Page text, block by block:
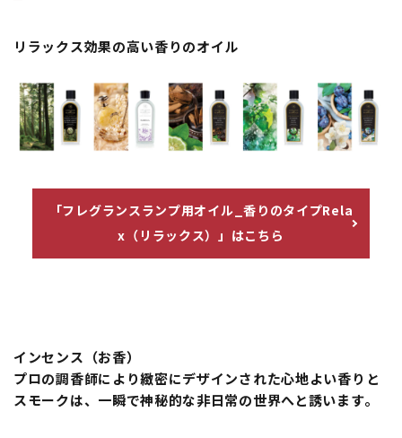
リラックス効果の高い香りのオイル
「フレグランスランプ用オイル_香りのタイプRela
x（リラックス）」はこちら
インセンス（お香）
プロの調香師により緻密にデザインされた心地よい香りと
スモークは、一瞬で神秘的な非日常の世界へと誘います。